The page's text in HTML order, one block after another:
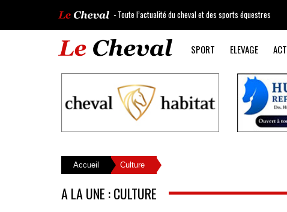
- Toute l’actualité du cheval et des sports équestres
SPORT ELEVAGE
Accueil Culture
A LA UNE : CULTURE